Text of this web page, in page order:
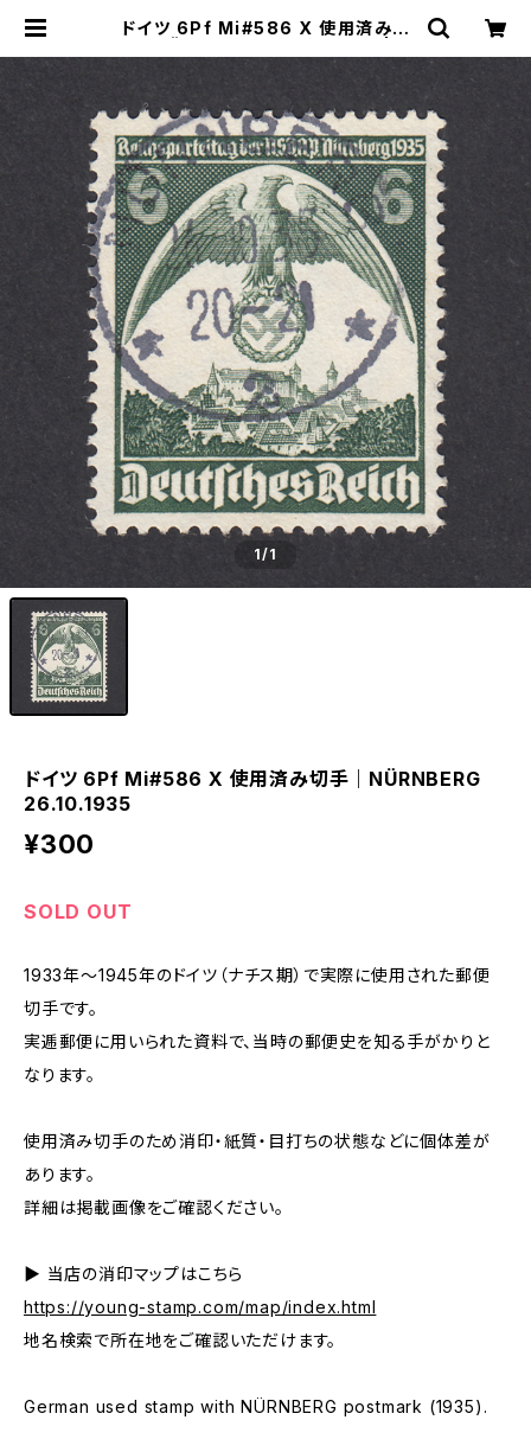
ドイツ 6Pf Mi#586 X 使用済み切
ングスタンプのネットショップ | You
1/1
ドイツ 6Pf Mi#586 X 使用済み切手｜NÜRNBERG
26.10.1935
¥300
SOLD OUT
1933年～1945年のドイツ（ナチス期）で実際に使用された郵便
切手です。
実逓郵便に用いられた資料で、当時の郵便史を知る手がかりと
なります。
使用済み切手のため消印・紙質・目打ちの状態などに個体差が
あります。
詳細は掲載画像をご確認ください。
▶ 当店の消印マップはこちら
https://young-stamp.com/map/index.html
地名検索で所在地をご確認いただけます。
German used stamp with NÜRNBERG postmark (1935).